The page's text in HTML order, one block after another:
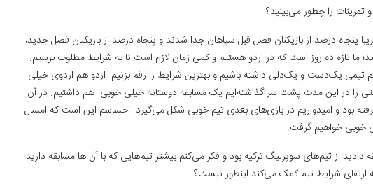
را چطور می‌بینید؟
پنجاه درصد از بازیکنان فصل قبل سپاهان جدا شدند و پنجاه درصد از بازیکنان فصل جدید،
ما تازه ده روز است که در اردو هستیم و کمی زمان لازم است تا به شرایط مطلوب برسیم.
یک‌دست و یک‌دلی داشته باشیم و بهترین شرایط را رقم بزنیم. اردو هم اردوی خیلی
را در این مدت پشت سر گذاشته‌ایم یک مسابقه دوستانه خیلی خوبی هم داشتیم. در آن
بود و امیدواریم در بازی‌های بعدی تیم خوبی شکل می‌گیرد. احساسم این است که امسال
خوبی خواهیم گرفت.
از تیم‌های سوپرلیگ ترکیه بود و فکر می‌کنم بیشتر تیم‌هایی که با آن ها مسابقه دارید
ارتقای شرایط تیم کمک می‌کند اینطور نیست؟